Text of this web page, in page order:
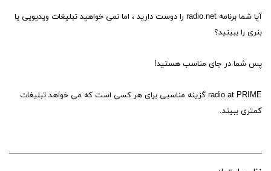
آیا شما برنامه radio.net را دوست دارید ، اما نمی خواهید تبلیغات ویدیویی یا
بنری را ببینید؟
پس شما در جای مناسب هستید!
radio.at PRIME گزینه مناسبی برای هر کسی است که می خواهد تبلیغات
کمتری ببیند.